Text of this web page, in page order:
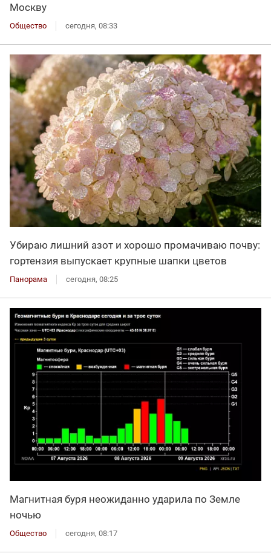
Москву
Общество сегодня, 08:33
Убираю лишний азот и хорошо промачиваю почву:
гортензия выпускает крупные шапки цветов
Панорама сегодня, 08:25
Магнитная буря неожиданно ударила по Земле
ночью
Общество сегодня, 08:17